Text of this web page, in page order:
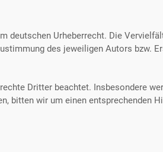
Urheberrecht. Die
des jeweiligen Autors bzw.
Dritter beachtet. Insbesondere
bitten wir um einen entsprechenden